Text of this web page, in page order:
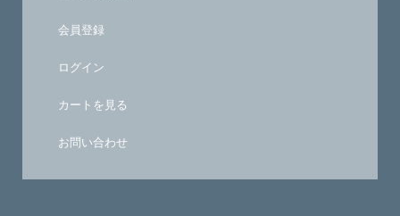
会員登録
ログイン
カートを見る
お問い合わせ